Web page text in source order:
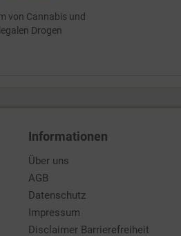
von Cannabis und
Drogen
Informationen
Über uns
AGB
Datenschutz
Impressum
Disclaimer Barrierefreiheit